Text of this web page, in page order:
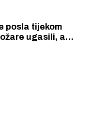
posla tijekom
ugasili, a